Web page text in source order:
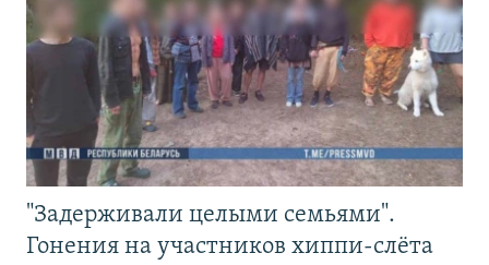
"Задерживали целыми семьями".
Гонения на участников хиппи-слёта